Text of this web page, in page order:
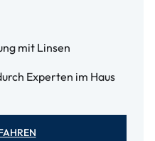
mit Linsen
Experten im Haus